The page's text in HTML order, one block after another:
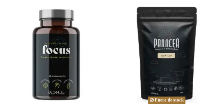
Fuera de stock